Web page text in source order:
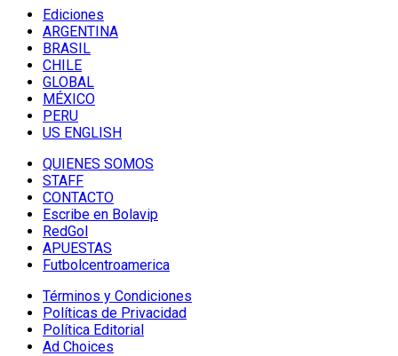
Ediciones
ARGENTINA
BRASIL
CHILE
GLOBAL
MÉXICO
PERU
US ENGLISH
QUIENES SOMOS
STAFF
CONTACTO
Escribe en Bolavip
RedGol
APUESTAS
Futbolcentroamerica
Términos y Condiciones
Políticas de Privacidad
Política Editorial
Ad Choices